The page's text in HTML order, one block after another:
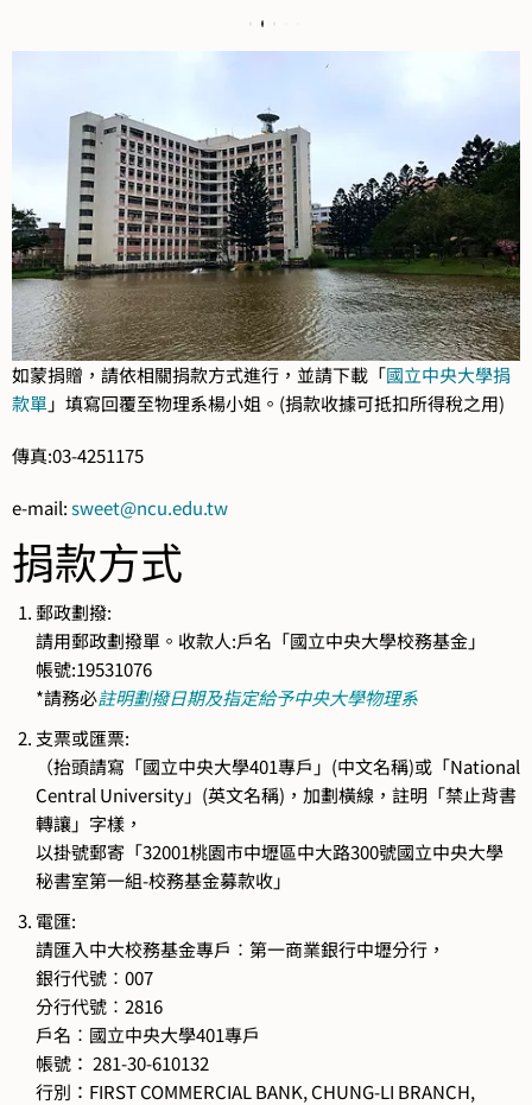
如蒙捐贈，請依相關捐款方式進行，並請下載「國立中央大學捐
款單」填寫回覆至物理系楊小姐。(捐款收據可抵扣所得稅之用)
傳真:03-4251175
e-mail:sweet@ncu.edu.tw
捐款方式
​郵政劃撥:
請用郵政劃撥單。收款人:戶名「國立中央大學校務基金」
帳號:19531076
*請務必註明劃撥日期及指定給予中央大學物理系
支票或匯票:
（抬頭請寫「國立中央大學401專戶」(中文名稱)或「National
Central University」(英文名稱)，加劃橫線，註明「禁止背書
轉讓」字樣，
以掛號郵寄「32001桃園市中壢區中大路300號國立中央大學
秘書室第一組-校務基金募款收」
電匯:
請匯入中大校務基金專戶︰第一商業銀行中壢分行，
銀行代號︰007
分行代號︰2816
戶名︰國立中央大學401專戶
帳號： 281-30-610132
行別：FIRST COMMERCIAL BANK, CHUNG-LI BRANCH,